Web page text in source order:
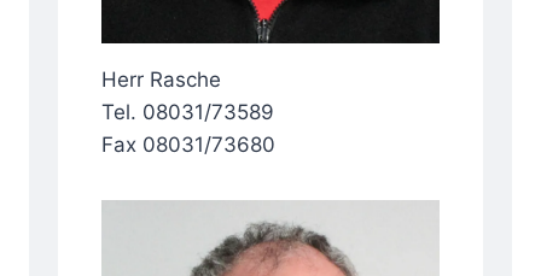
Herr Rasche
Tel. 08031/73589
Fax 08031/73680